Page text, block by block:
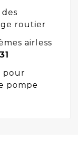
routier
airless
pour
pompe